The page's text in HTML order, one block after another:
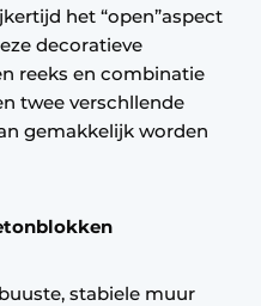
het “open”aspect
decoratieve
reeks en combinatie
twee verschllende
gemakkelijk worden
stabiele muur